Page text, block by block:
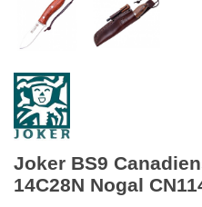
Joker BS9
14C28N Nogal